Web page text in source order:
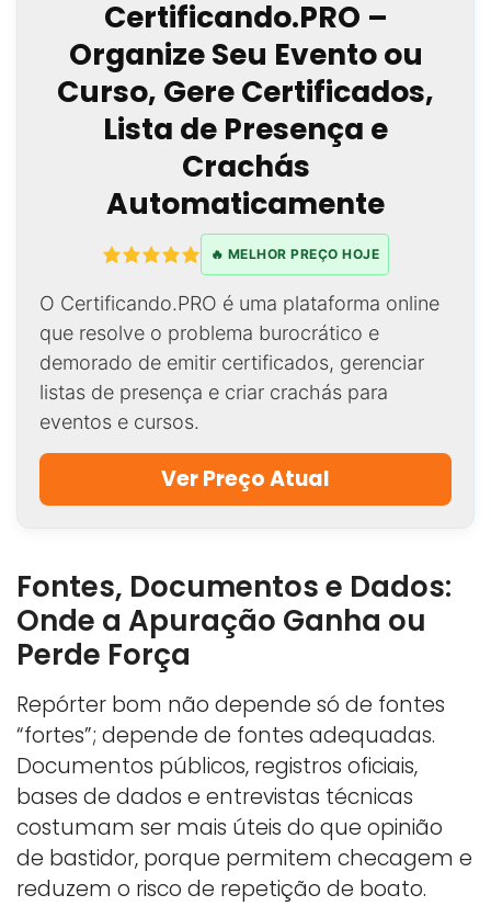
Certificando.PRO –
Organize Seu Evento ou
Curso, Gere Certificados,
Lista de Presença e
Crachás
Automaticamente
🔥 MELHOR PREÇO HOJE
O Certificando.PRO é uma plataforma online
que resolve o problema burocrático e
demorado de emitir certificados, gerenciar
listas de presença e criar crachás para
eventos e cursos.
Ver Preço Atual
Fontes, Documentos e Dados:
Onde a Apuração Ganha ou
Perde Força
Repórter bom não depende só de fontes
“fortes”; depende de fontes adequadas.
Documentos públicos, registros oficiais,
bases de dados e entrevistas técnicas
costumam ser mais úteis do que opinião
de bastidor, porque permitem checagem e
reduzem o risco de repetição de boato.